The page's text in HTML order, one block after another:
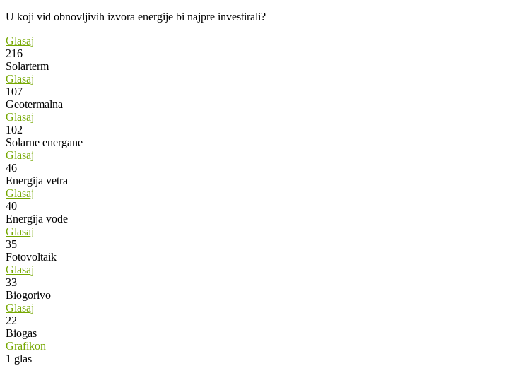
U koji vid obnovljivih izvora energije bi najpre investirali?
Glasaj
216
Solarterm
Glasaj
107
Geotermalna
Glasaj
102
Solarne energane
Glasaj
46
Energija vetra
Glasaj
40
Energija vode
Glasaj
35
Fotovoltaik
Glasaj
33
Biogorivo
Glasaj
22
Biogas
Grafikon
1 glas